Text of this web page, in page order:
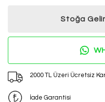
Stoğa
2000 TL Üzeri Ücretsiz
İade Garantisi